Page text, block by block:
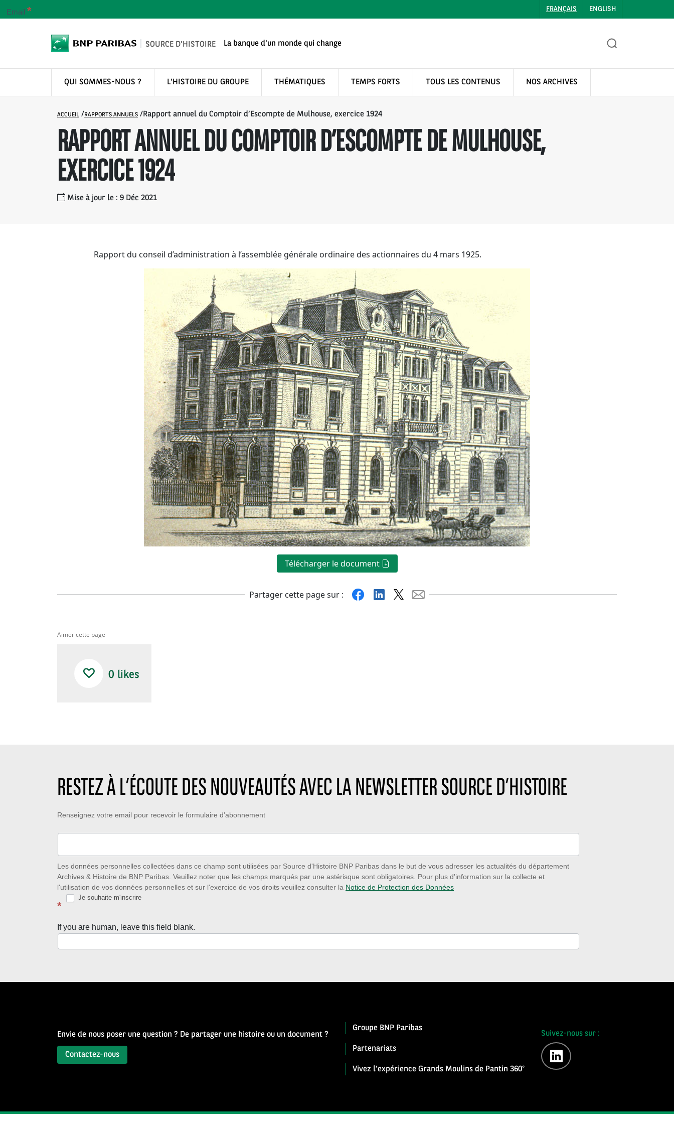
FRANÇAIS ENGLISH
SOURCE D'HISTOIRE La banque d'un monde qui change
QUI SOMMES-NOUS ? L'HISTOIRE DU GROUPE THÉMATIQUES TEMPS FORTS TOUS LES CONTENUS NOS ARCHIVES
ACCUEIL /RAPPORTS ANNUELS /Rapport annuel du Comptoir d’Escompte de Mulhouse, exercice 1924
RAPPORT ANNUEL DU COMPTOIR D’ESCOMPTE DE MULHOUSE,
EXERCICE 1924
Mise à jour le : 9 Déc 2021
Rapport du conseil d’administration à l’assemblée générale ordinaire des actionnaires du 4 mars 1925.
Télécharger le document
Partager cette page sur : FacebookLinkedin Mail
Aimer cette page
0 likes
RESTEZ À L’ÉCOUTE DES NOUVEAUTÉS AVEC LA NEWSLETTER SOURCE D’HISTOIRE
Restez
à
des
nouveautés
avec
la
Newsletter
Renseignez votre email pour recevoir le formulaire d’abonnement
Email *
Les données personnelles collectées dans ce champ sont utilisées par Source d'Histoire BNP Paribas dans le but de vous adresser les actualités du département
Archives & Histoire de BNP Paribas. Veuillez noter que les champs marqués par une astérisque sont obligatoires. Pour plus d'information sur la collecte et
l'utilisation de vos données personnelles et sur l'exercice de vos droits veuillez consulter la Notice de Protection des Données
*
Je souhaite m'inscrire
If you are human, leave this field blank.
Envie de nous poser une question ? De partager une histoire ou un document ?
Contactez-nous
Groupe BNP Paribas
Partenariats
Vivez l’expérience Grands Moulins de Pantin 360°
Suivez-nous sur :
linkedin